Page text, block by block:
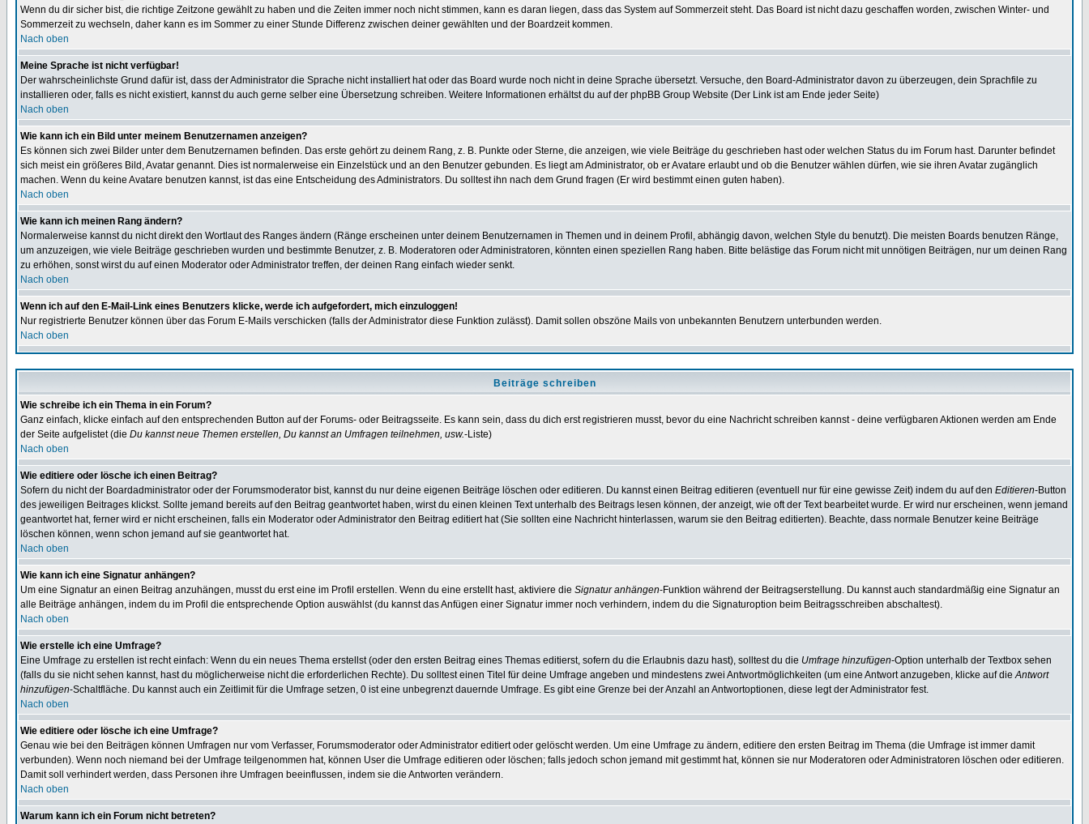
Wenn du dir sicher bist, die richtige Zeitzone gewählt zu haben und die Zeiten immer noch nicht stimmen, kann es daran liegen, dass das System auf Sommerzeit steht. Das Board ist nicht dazu geschaffen worden, zwischen Winter- und
Sommerzeit zu wechseln, daher kann es im Sommer zu einer Stunde Differenz zwischen deiner gewählten und der Boardzeit kommen.
Nach oben
Meine Sprache ist nicht verfügbar!
Der wahrscheinlichste Grund dafür ist, dass der Administrator die Sprache nicht installiert hat oder das Board wurde noch nicht in deine Sprache übersetzt. Versuche, den Board-Administrator davon zu überzeugen, dein Sprachfile zu
installieren oder, falls es nicht existiert, kannst du auch gerne selber eine Übersetzung schreiben. Weitere Informationen erhältst du auf der phpBB Group Website (Der Link ist am Ende jeder Seite)
Nach oben
Wie kann ich ein Bild unter meinem Benutzernamen anzeigen?
Es können sich zwei Bilder unter dem Benutzernamen befinden. Das erste gehört zu deinem Rang, z. B. Punkte oder Sterne, die anzeigen, wie viele Beiträge du geschrieben hast oder welchen Status du im Forum hast. Darunter befindet
sich meist ein größeres Bild, Avatar genannt. Dies ist normalerweise ein Einzelstück und an den Benutzer gebunden. Es liegt am Administrator, ob er Avatare erlaubt und ob die Benutzer wählen dürfen, wie sie ihren Avatar zugänglich
machen. Wenn du keine Avatare benutzen kannst, ist das eine Entscheidung des Administrators. Du solltest ihn nach dem Grund fragen (Er wird bestimmt einen guten haben).
Nach oben
Wie kann ich meinen Rang ändern?
Normalerweise kannst du nicht direkt den Wortlaut des Ranges ändern (Ränge erscheinen unter deinem Benutzernamen in Themen und in deinem Profil, abhängig davon, welchen Style du benutzt). Die meisten Boards benutzen Ränge,
um anzuzeigen, wie viele Beiträge geschrieben wurden und bestimmte Benutzer, z. B. Moderatoren oder Administratoren, könnten einen speziellen Rang haben. Bitte belästige das Forum nicht mit unnötigen Beiträgen, nur um deinen Rang
zu erhöhen, sonst wirst du auf einen Moderator oder Administrator treffen, der deinen Rang einfach wieder senkt.
Nach oben
Wenn ich auf den E-Mail-Link eines Benutzers klicke, werde ich aufgefordert, mich einzuloggen!
Nur registrierte Benutzer können über das Forum E-Mails verschicken (falls der Administrator diese Funktion zulässt). Damit sollen obszöne Mails von unbekannten Benutzern unterbunden werden.
Nach oben
Beiträge schreiben
Wie schreibe ich ein Thema in ein Forum?
Ganz einfach, klicke einfach auf den entsprechenden Button auf der Forums- oder Beitragsseite. Es kann sein, dass du dich erst registrieren musst, bevor du eine Nachricht schreiben kannst - deine verfügbaren Aktionen werden am Ende
der Seite aufgelistet (die Du kannst neue Themen erstellen, Du kannst an Umfragen teilnehmen, usw.-Liste)
Nach oben
Wie editiere oder lösche ich einen Beitrag?
Sofern du nicht der Boardadministrator oder der Forumsmoderator bist, kannst du nur deine eigenen Beiträge löschen oder editieren. Du kannst einen Beitrag editieren (eventuell nur für eine gewisse Zeit) indem du auf den Editieren-Button
des jeweiligen Beitrages klickst. Sollte jemand bereits auf den Beitrag geantwortet haben, wirst du einen kleinen Text unterhalb des Beitrags lesen können, der anzeigt, wie oft der Text bearbeitet wurde. Er wird nur erscheinen, wenn jemand
geantwortet hat, ferner wird er nicht erscheinen, falls ein Moderator oder Administrator den Beitrag editiert hat (Sie sollten eine Nachricht hinterlassen, warum sie den Beitrag editierten). Beachte, dass normale Benutzer keine Beiträge
löschen können, wenn schon jemand auf sie geantwortet hat.
Nach oben
Wie kann ich eine Signatur anhängen?
Um eine Signatur an einen Beitrag anzuhängen, musst du erst eine im Profil erstellen. Wenn du eine erstellt hast, aktiviere die Signatur anhängen-Funktion während der Beitragserstellung. Du kannst auch standardmäßig eine Signatur an
alle Beiträge anhängen, indem du im Profil die entsprechende Option auswählst (du kannst das Anfügen einer Signatur immer noch verhindern, indem du die Signaturoption beim Beitragsschreiben abschaltest).
Nach oben
Wie erstelle ich eine Umfrage?
Eine Umfrage zu erstellen ist recht einfach: Wenn du ein neues Thema erstellst (oder den ersten Beitrag eines Themas editierst, sofern du die Erlaubnis dazu hast), solltest du die Umfrage hinzufügen-Option unterhalb der Textbox sehen
(falls du sie nicht sehen kannst, hast du möglicherweise nicht die erforderlichen Rechte). Du solltest einen Titel für deine Umfrage angeben und mindestens zwei Antwortmöglichkeiten (um eine Antwort anzugeben, klicke auf dieAntwort
hinzufügen-Schaltfläche. Du kannst auch ein Zeitlimit für die Umfrage setzen, 0 ist eine unbegrenzt dauernde Umfrage. Es gibt eine Grenze bei der Anzahl an Antwortoptionen, diese legt der Administrator fest.
Nach oben
Wie editiere oder lösche ich eine Umfrage?
Genau wie bei den Beiträgen können Umfragen nur vom Verfasser, Forumsmoderator oder Administrator editiert oder gelöscht werden. Um eine Umfrage zu ändern, editiere den ersten Beitrag im Thema (die Umfrage ist immer damit
verbunden). Wenn noch niemand bei der Umfrage teilgenommen hat, können User die Umfrage editieren oder löschen; falls jedoch schon jemand mit gestimmt hat, können sie nur Moderatoren oder Administratoren löschen oder editieren.
Damit soll verhindert werden, dass Personen ihre Umfragen beeinflussen, indem sie die Antworten verändern.
Nach oben
Warum kann ich ein Forum nicht betreten?